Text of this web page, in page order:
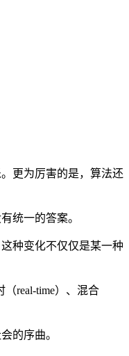
更为厉害的是，算法还
统一的答案。
种变化不仅仅是某一种
（real-time）、混合
的序曲。